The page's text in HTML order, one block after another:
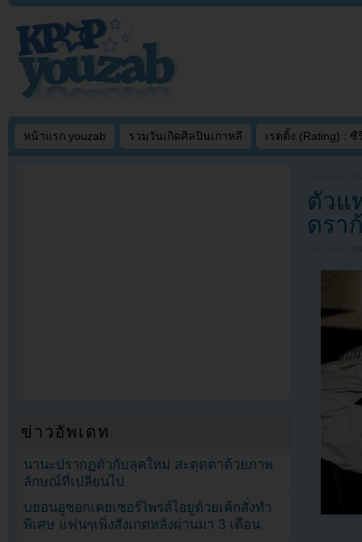
หน้าแรก youzab รวมวันเกิดศิลปินเกาหลี เรตติ้ง (Rating) : ซี
ตัวแ
ดรา
ข่าวอัพเดท
นานะปรากฏตัวกับลุคใหม่ สะดุดตาด้วยภาพ
ลักษณ์ที่เปลี่ยนไป
บยอนอูซอกเคยเซอร์ไพรส์ไอยูด้วยเค้กสั่งทำ
พิเศษ แฟนๆเพิ่งสังเกตหลังผ่านมา 3 เดือน